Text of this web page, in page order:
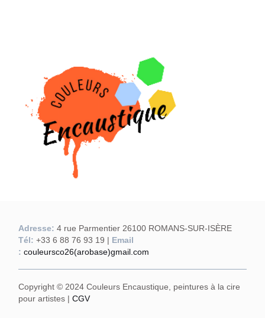
Adresse: 4 rue Parmentier 26100 ROMANS-SUR-ISÈRE
Tél: +33 6 88 76 93 19 | Email
: couleursco26(arobase)gmail.com
Copyright © 2024 Couleurs Encaustique, peintures à la cire
pour artistes |CGV